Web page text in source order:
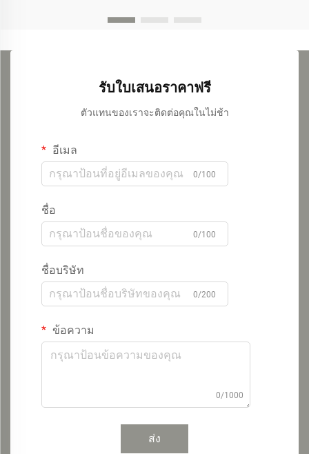
รับใบเสนอราคาฟรี
ตัวแทนของเราจะติดต่อคุณในไม่ช้า
อีเมล
0/100
ชื่อ
0/100
ชื่อบริษัท
0/200
ข้อความ
0/1000
ส่ง